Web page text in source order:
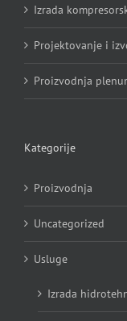
Izrada
Projektovanje i
Proizvodnja
Kategorije
Proizvodnja
Uncategorized
Usluge
Izrada